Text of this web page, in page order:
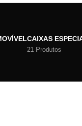
CAIXAS
21 Produtos